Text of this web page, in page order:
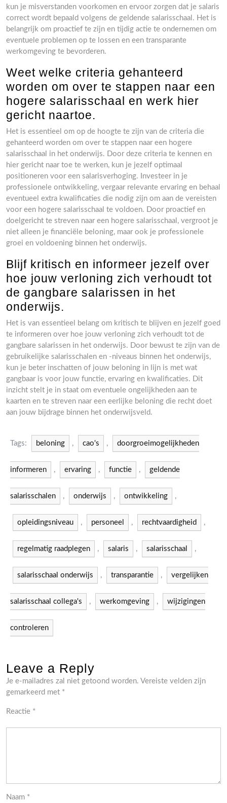
kun je misverstanden voorkomen en ervoor zorgen dat je salaris
correct wordt bepaald volgens de geldende salarisschaal. Het is
belangrijk om proactief te zijn en tijdig actie te ondernemen om
eventuele problemen op te lossen en een transparante
werkomgeving te bevorderen.
Weet welke criteria gehanteerd
worden om over te stappen naar een
hogere salarisschaal en werk hier
gericht naartoe.
Het is essentieel om op de hoogte te zijn van de criteria die
gehanteerd worden om over te stappen naar een hogere
salarisschaal in het onderwijs. Door deze criteria te kennen en
hier gericht naar toe te werken, kun je jezelf optimaal
positioneren voor een salarisverhoging. Investeer in je
professionele ontwikkeling, vergaar relevante ervaring en behaal
eventueel extra kwalificaties die nodig zijn om aan de vereisten
voor een hogere salarisschaal te voldoen. Door proactief en
doelgericht te streven naar een hogere salarisschaal, vergroot je
niet alleen je financiële beloning, maar ook je professionele
groei en voldoening binnen het onderwijs.
Blijf kritisch en informeer jezelf over
hoe jouw verloning zich verhoudt tot
de gangbare salarissen in het
onderwijs.
Het is van essentieel belang om kritisch te blijven en jezelf goed
te informeren over hoe jouw verloning zich verhoudt tot de
gangbare salarissen in het onderwijs. Door bewust te zijn van de
gebruikelijke salarisschalen en -niveaus binnen het onderwijs,
kun je beter inschatten of jouw beloning in lijn is met wat
gangbaar is voor jouw functie, ervaring en kwalificaties. Dit
inzicht stelt je in staat om eventuele ongelijkheden aan te
kaarten en te streven naar een eerlijke beloning die recht doet
aan jouw bijdrage binnen het onderwijsveld.
Tags: beloning , cao's , doorgroeimogelijkheden
informeren , ervaring , functie , geldende
salarisschalen , onderwijs , ontwikkeling ,
opleidingsniveau , personeel , rechtvaardigheid ,
regelmatig raadplegen , salaris , salarisschaal ,
salarisschaal onderwijs , transparantie , vergelijken
salarisschaal collega's , werkomgeving , wijzigingen
controleren
Leave a Reply
Je e-mailadres zal niet getoond worden. Vereiste velden zijn
gemarkeerd met *
Reactie *
Naam *